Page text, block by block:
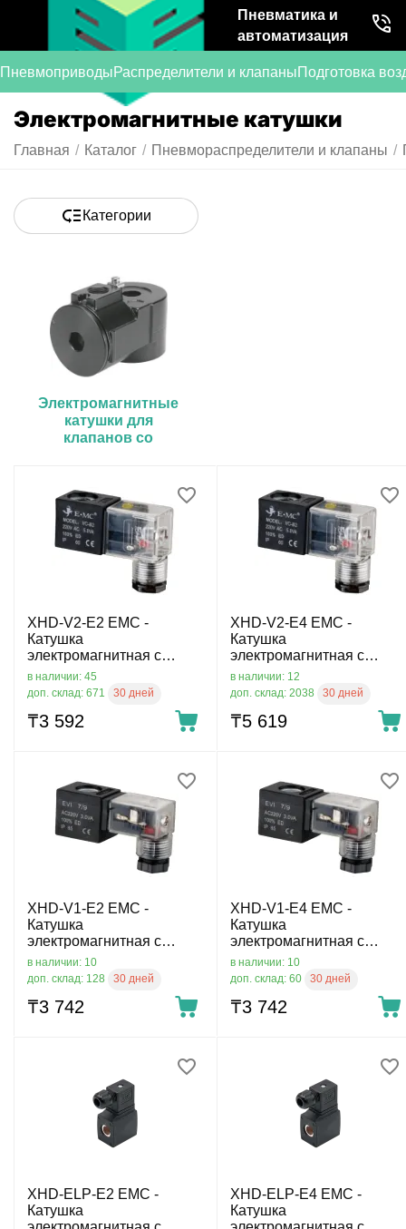
Пневматика и
автоматизация
ПневмоприводыРаспределители и клапаныПодготовка
Электромагнитные катушки
Главная / Каталог / Пневмораспределители и клапаны /
Категории
Электромагнитные
катушки для
клапанов со
XHD-V2-E2 EMC -
Катушка
электромагнитная с
разъёмом 220 V AC, 22
мм, Ø9.2 мм, DIN B 11 мм
в наличии: 45
доп. склад: 671
30 дней
₸3 592
XHD-V2-E4 EMC -
Катушка
электромагнитная с
разъёмом 24 V DC, 22
мм, Ø9.2 мм, DIN B 11 мм
в наличии: 12
доп. склад: 2038
30 дней
₸5 619
XHD-V1-E2 EMC -
Катушка
электромагнитная с
разъёмом 220 V AC, 17
мм, Ø8 мм, DIN C micro
в наличии: 10
доп. склад: 128
30 дней
₸3 742
XHD-V1-E4 EMC -
Катушка
электромагнитная с
разъёмом 24 V DC, 17
мм, Ø8 мм, DIN C micro
в наличии: 10
доп. склад: 60
30 дней
₸3 742
XHD-ELP-E2 EMC -
Катушка
XHD-ELP-E4 EMC -
Катушка